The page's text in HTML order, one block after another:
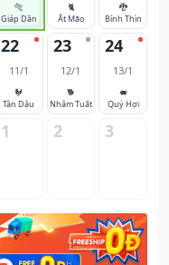
🐅
Giáp Dần
🐈
Ất Mão
🐉
Bính Thìn
22
11/1
🐓
Tân Dậu
23
12/1
🐕
Nhâm Tuất
24
13/1
🐖
Quý Hợi
1 2 3